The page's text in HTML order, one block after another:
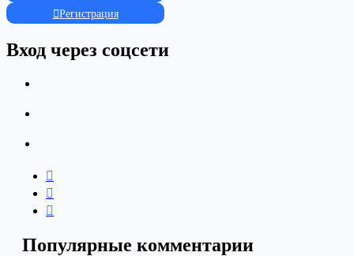
Регистрация
Вход через соцсети
Популярные комментарии